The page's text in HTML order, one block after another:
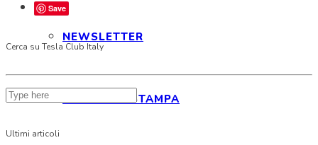
NEWSLETTER
RASSEGNA STAMPA
Save
Cerca su Tesla Club Italy
Ultimi articoli